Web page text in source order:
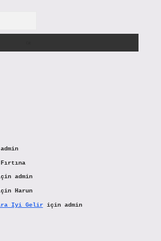
admin
Fırtına
admin
Harun
Iyi Geliriçin admin